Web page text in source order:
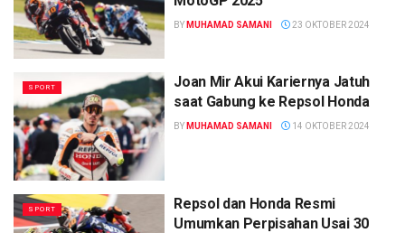
BY MUHAMAD SAMANI 23 OKTOBER 2024
SPORT
Joan Mir Akui Kariernya Jatuh
saat Gabung ke Repsol Honda
BY MUHAMAD SAMANI 14 OKTOBER 2024
SPORT
Repsol dan Honda Resmi
Umumkan Perpisahan Usai 30